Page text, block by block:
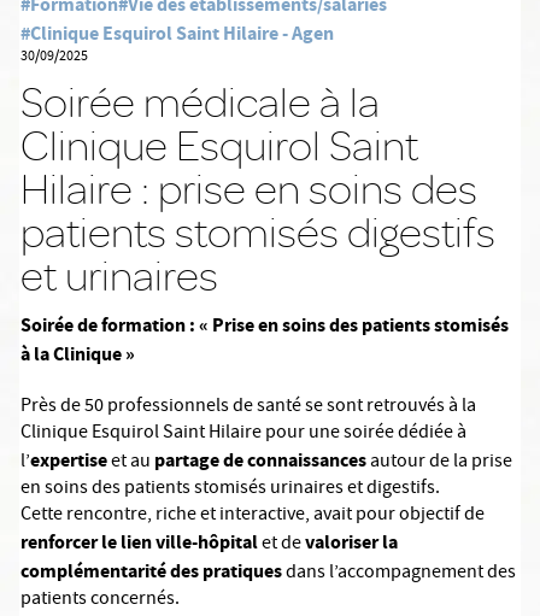
#Clinique Esquirol Saint Hilaire - Agen
30/09/2025
Soirée médicale à la
Clinique Esquirol Saint
Hilaire : prise en soins des
patients stomisés digestifs
et urinaires
Soirée de formation : « Prise en soins des patients stomisés
à la Clinique »
Près de 50 professionnels de santé se sont retrouvés à la
Clinique Esquirol Saint Hilaire pour une soirée dédiée à
l’expertiseet au partage de connaissancesautour de la prise
en soins des patients stomisés urinaires et digestifs.
Cette rencontre, riche et interactive, avait pour objectif de
renforcer le lien ville-hôpitalet devaloriser la
complémentarité des pratiquesdans l’accompagnement des
patients concernés.